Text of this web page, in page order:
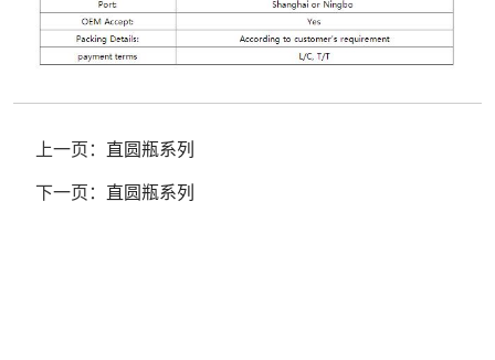
上一页： 直圆瓶系列
下一页： 直圆瓶系列